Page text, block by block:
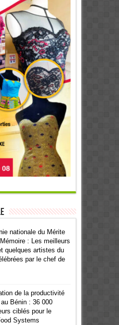
nationale du Mérite
: Les meilleurs
quelques artistes du
par le chef de
de la productivité
Bénin : 36 000
ciblés pour le
Systems